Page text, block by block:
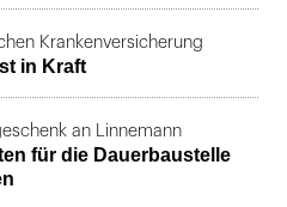
Krankenversicherung
in Kraft
an Linnemann
für die Dauerbaustelle